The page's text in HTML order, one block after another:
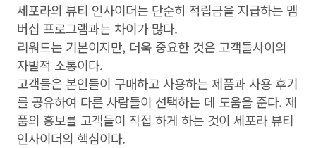
세포라의 뷰티 인사이더는 단순히 적립금을 지급하는 멤
버십 프로그램과는 차이가 많다.
리워드는 기본이지만, 더욱 중요한 것은 고객들사이의
자발적 소통이다.
고객들은 본인들이 구매하고 사용하는 제품과 사용 후기
를 공유하여 다른 사람들이 선택하는 데 도움을 준다. 제
품의 홍보를 고객들이 직접 하게 하는 것이 세포라 뷰티
인사이더의 핵심이다.